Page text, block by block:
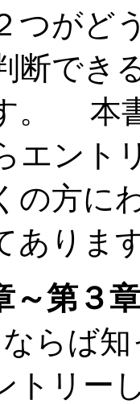
つがど
断でき
。 本
エント
の方に
ありま
～第３章
ならば
トリー